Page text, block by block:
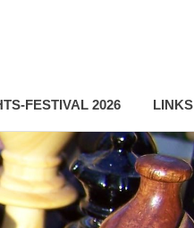
FESTIVAL 2026 LINKS